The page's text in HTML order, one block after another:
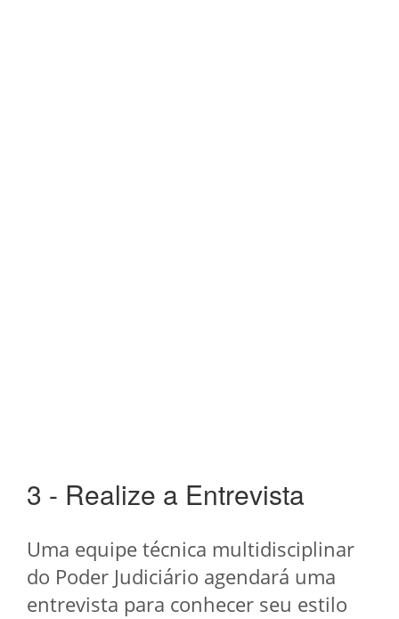
3 - Realize a Entrevista
Uma equipe técnica multidisciplinar
do Poder Judiciário agendará uma
entrevista para conhecer seu estilo